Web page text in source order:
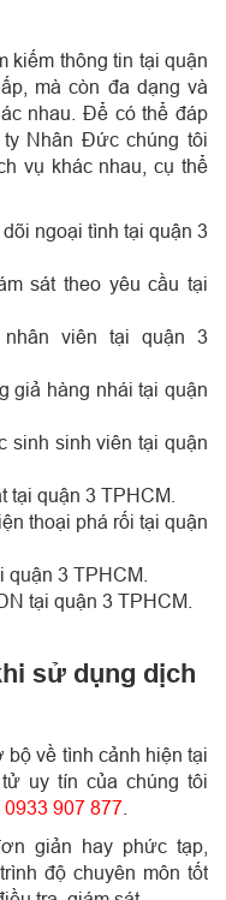
kiếm thông tin tại quận
mà còn đa dạng và
nhau. Để có thể đáp
Nhân Đức chúng tôi
vụ khác nhau, cụ thể
ngoại tình tại quận 3
sát theo yêu cầu tại
viên tại quận 3
giả hàng nhái tại quận
sinh sinh viên tại quận
tại quận 3 TPHCM.
thoại phá rối tại quận
quận 3 TPHCM.
tại quận 3 TPHCM.
sử dụng dịch
về tình cảnh hiện tại
uy tín của chúng tôi
907 877
giản hay phức tạp,
độ chuyên môn tốt